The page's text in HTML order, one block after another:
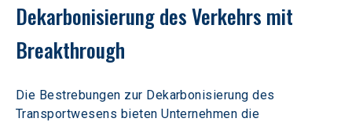
Dekarbonisierung des Verkehrs mit
Breakthrough
Die Bestrebungen zur Dekarbonisierung des
Transportwesens bieten Unternehmen die